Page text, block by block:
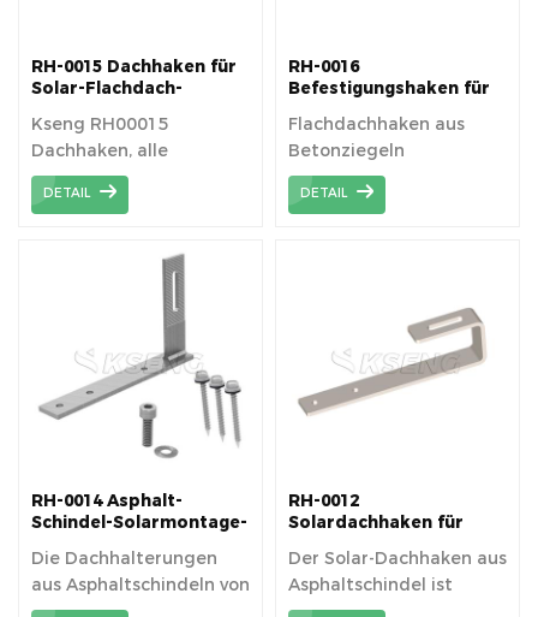
RH-0015 Dachhaken für
Solar-Flachdach-
Kseng RH00015
Dachhaken, alle
verfügbaren
Dachflächen können voll
DETAIL
RH-0016
Befestigungshaken für
Solaranlagen
Flachdachhaken aus
Betonziegeln
DETAIL
RH-0014 Asphalt-
Schindel-Solarmontage-
Die Dachhalterungen
aus Asphaltschindeln von
Kseng sind leicht und
RH-0012
Solardachhaken für
Der Solar-Dachhaken aus
Asphaltschindel ist
einfach zu installieren